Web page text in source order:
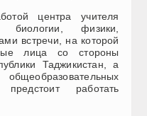
центра учителя
физики,
встречи, на которой
лица со стороны
Таджикистан, а
работать